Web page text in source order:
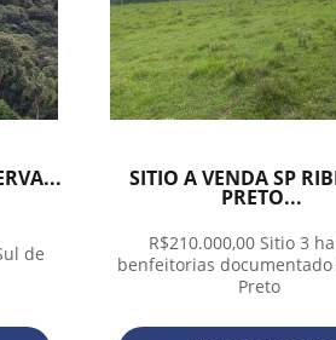
de
SITIO A VENDA SP
PRETO...
R$210.000,00 Sitio 3
benfeitorias
Preto